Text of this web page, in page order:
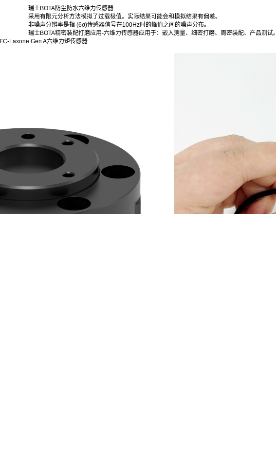
瑞士BOTA防尘防水六维力传感器
采用有限元分析方法模拟了过载极值。实际结果可能会和模拟结果有偏差。
非噪声分辨率是指 (6σ)传感器信号在100Hz时的峰值之间的噪声分布。
瑞士BOTA精密装配打磨应用-六维力传感器应用于：嵌入测量、细密打磨、周密装配、产品测试。
FC-Laxone Gen A六维力矩传感器